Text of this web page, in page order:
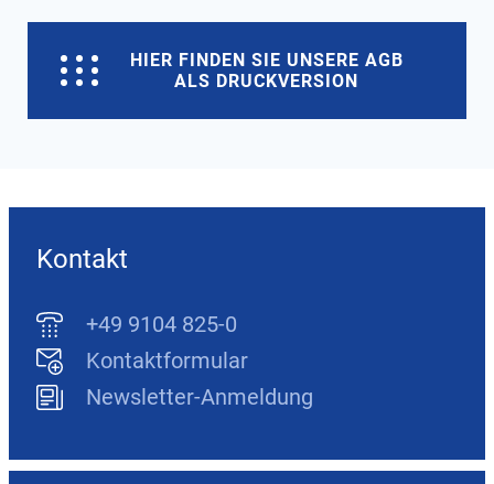
HIER FINDEN SIE UNSERE AGB
ALS DRUCKVERSION
Kontakt
+49 9104 825-0
Kontaktformular
Newsletter-Anmeldung